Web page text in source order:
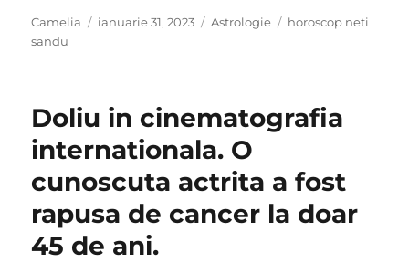
Author
Camelia
Posted
ianuarie 31, 2023 Categories
Astrologie Tags
horoscop neti
sandu
Doliu in cinematografia
internationala. O
cunoscuta actrita a fost
rapusa de cancer la doar
45 de ani.